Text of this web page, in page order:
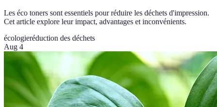
Les éco toners sont essentiels pour réduire les déchets d'impression.
Cet article explore leur impact, advantages et inconvénients.
écologieréduction des déchets
Aug 4